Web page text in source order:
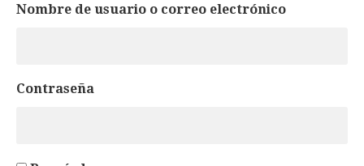
Nombre de usuario o correo electrónico
Contraseña